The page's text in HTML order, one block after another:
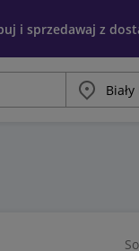
i sprzedawaj z
Miasto